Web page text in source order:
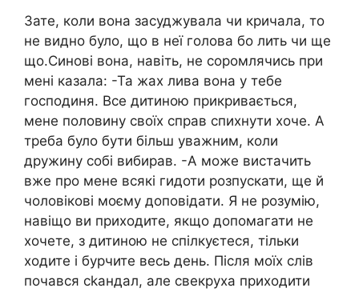
Зате, коли вона засуджувала чи кричала, то
не видно було, що в неї голова бо лить чи ще
що.Синові вона, навіть, не соромлячись при
мені казала: -Та жах лива вона у тебе
господиня. Все дитиною прикривається,
мене половину своїх справ спихнути хоче. А
треба було бути більш уважним, коли
дружину собі вибирав. -А може вистачить
вже про мене всякі гидоти розпускати, ще й
чоловікові моєму доповідати. Я не розумію,
навіщо ви приходите, якщо допомагати не
хочете, з дитиною не спілкуєтеся, тільки
ходите і бурчите весь день. Після моїх слів
почався сkандал, але свекруха приходити